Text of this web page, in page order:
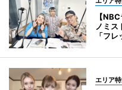
【
ノミス
「フレ
エリア